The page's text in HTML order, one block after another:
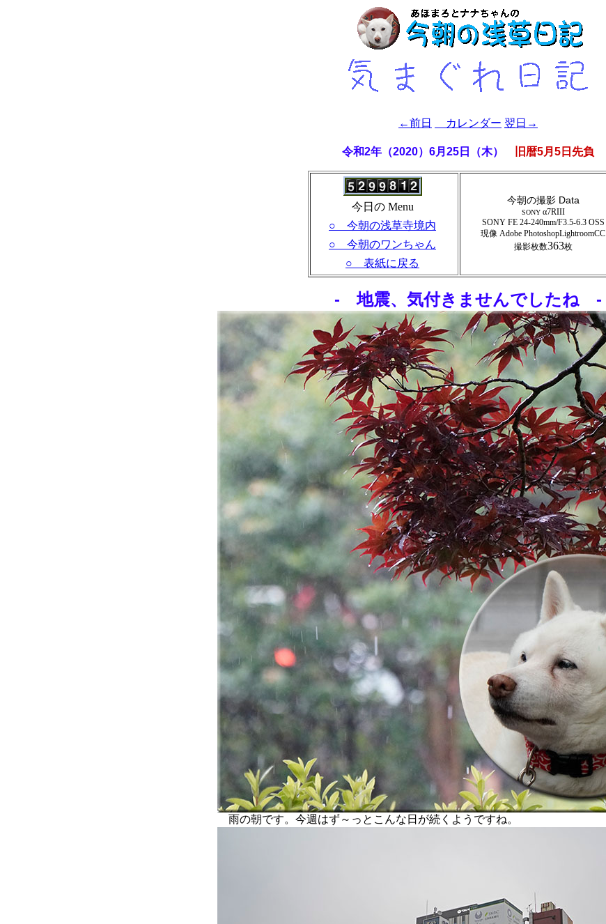
←前日 カレンダー 翌日→
令和2年（2020）6月25日（木） 旧暦5月5日先負
今日の Menu
○ 今朝の浅草寺境内
○ 今朝のワンちゃん
○ 表紙に戻る
今朝の撮影 Data
SONY α7RIII
SONY FE 24-240mm/F3.5-6.3 OSS
現像 Adobe PhotoshopLightroomCC
撮影枚数363枚
- 地震、気付きませんでしたね -
雨の朝です。今週はず～っとこんな日が続くようですね。